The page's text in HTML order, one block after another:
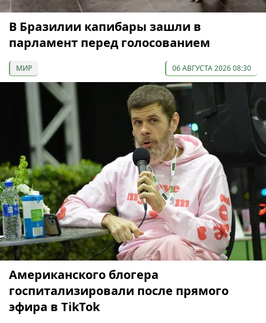
В Бразилии капибары зашли в
парламент перед голосованием
МИР 06 АВГУСТА 2026 08:30
Американского блогера
госпитализировали после прямого
эфира в TikTok